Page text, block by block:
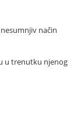
način
u trenutku njenog